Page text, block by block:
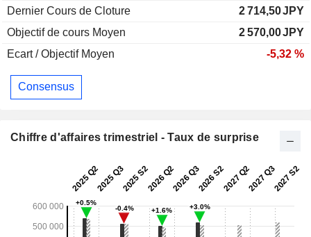
Dernier Cours de Cloture
2 714,50JPY
Objectif de cours Moyen
2 570,00JPY
Ecart / Objectif Moyen
-5,32 %
Consensus
Chiffre d'affaires trimestriel - Taux de surprise